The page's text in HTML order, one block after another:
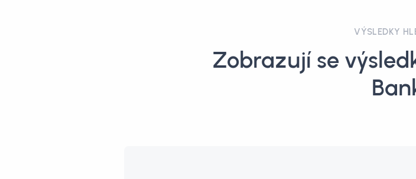
VÝSLEDKY
Zobrazují se